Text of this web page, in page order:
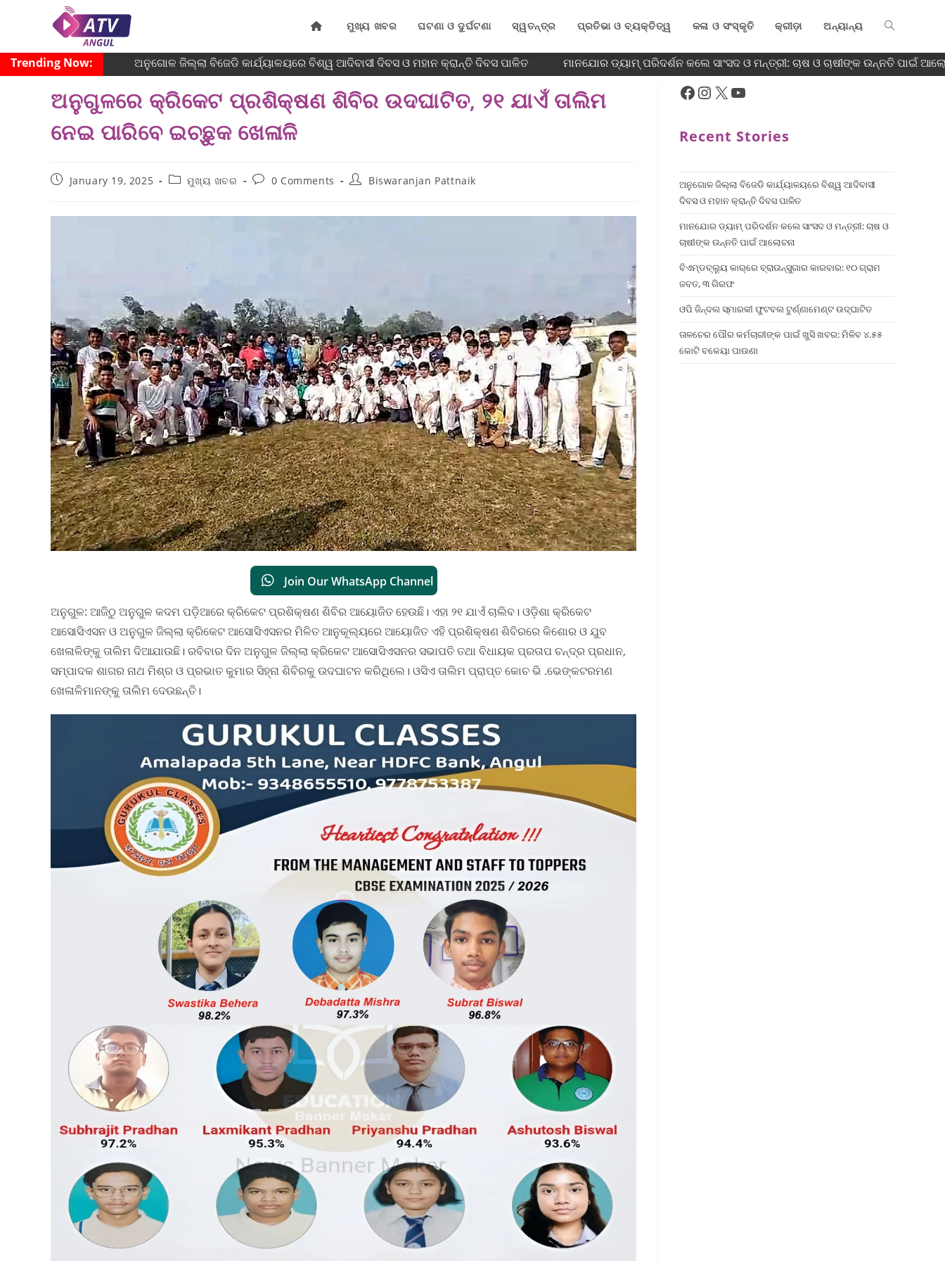
ମୁଖ୍ୟ ଖବର ଘଟଣା ଓ ଦୁର୍ଘଟଣା ସ୍ୱତନ୍ତ୍ର ପ୍ରତିଭା ଓ ବ୍ୟକ୍ତିତ୍ୱ କଳା ଓ ସଂସ୍କୃତି କ୍ରୀଡ଼ା ଅନ୍ୟାନ୍ୟ
Trending Now: ଅନୁଗୋଳ ଜିଲ୍ଲା ବିଜେଡି କାର୍ଯ୍ୟାଳୟରେ ବିଶ୍ୱ ଆଦିବାସୀ ଦିବସ ଓ ମହାନ କ୍ରାନ୍ତି ଦିବସ ପାଳିତ ମାନଯୋର ଡ୍ୟାମ୍ ପରିଦର୍ଶନ କଲେ ସାଂସଦ ଓ ମନ୍ତ୍ରୀ: ଚାଷ ଓ ଚାଷୀଙ୍କ ଉନ୍ନତି ପାଇଁ
ଅନୁଗୁଳରେ କ୍ରିକେଟ ପ୍ରଶିକ୍ଷଣ ଶିବିର ଉଦଘାଟିତ, ୨୧ ଯାଏଁ ତାଲିମ
ନେଇ ପାରିବେ ଇଚ୍ଛୁକ ଖେଳାଳି
January 19, 2025 ମୁଖ୍ୟ ଖବର 0 Comments Biswaranjan Pattnaik
Join Our WhatsApp Channel
ଅନୁଗୁଳ: ଆଜିଠୁ ଅନୁଗୁଳ କଦମ ପଡ଼ିଆରେ କ୍ରିକେଟ ପ୍ରଶିକ୍ଷଣ ଶିବିର ଆୟୋଜିତ ହେଉଛି। ଏହା ୨୧ ଯାଏଁ ଚାଲିବ। ଓଡ଼ିଶା କ୍ରିକେଟ
ଆସୋସିଏସନ ଓ ଅନୁଗୁଳ ଜିଲ୍ଲା କ୍ରିକେଟ ଆସୋସିଏସନର ମିଳିତ ଆନୁକୂଲ୍ୟରେ ଆୟୋଜିତ ଏହି ପ୍ରଶିକ୍ଷଣ ଶିବିରରେ କିଶୋର ଓ ଯୁବ
ଖେଳାଳିଙ୍କୁ ତାଲିମ ଦିଆଯାଉଛି। ରବିବାର ଦିନ ଅନୁଗୁଳ ଜିଲ୍ଲା କ୍ରିକେଟ ଆସୋସିଏସନର ସଭାପତି ତଥା ବିଧାୟକ ପ୍ରତାପ ଚନ୍ଦ୍ର ପ୍ରଧାନ,
ସମ୍ପାଦକ ଶାଗର ନାଥ ମିଶ୍ର ଓ ପ୍ରଭାତ କୁମାର ସିହ୍ନା ଶିବିରକୁ ଉଦଘାଟନ କରିଥିଲେ। ଓସିଏ ତାଲିମ ପ୍ରାପ୍ତ କୋଚ ଭି .ଭେଙ୍କଟରମଣ
ଖେଳାଳିମାନଙ୍କୁ ତାଲିମ ଦେଉଛନ୍ତି।
Recent Stories
ଅନୁଗୋଳ ଜିଲ୍ଲା ବିଜେଡି କାର୍ଯ୍ୟାଳୟରେ ବିଶ୍ୱ ଆଦିବାସୀ
ଦିବସ ଓ ମହାନ କ୍ରାନ୍ତି ଦିବସ ପାଳିତ
ମାନଯୋର ଡ୍ୟାମ୍ ପରିଦର୍ଶନ କଲେ ସାଂସଦ ଓ ମନ୍ତ୍ରୀ: ଚାଷ ଓ
ଚାଷୀଙ୍କ ଉନ୍ନତି ପାଇଁ ଆଲୋଚନା
ବିଏମ୍‌ଡବ୍ଲ୍ୟୁ କାର୍‌ରେ ବ୍ରାଉନ୍‌ସୁଗାର କାରବାର: ୧୦ ଗ୍ରାମ
ଜବତ, ୩ ଗିରଫ
ଓପି ଜିନ୍ଦଲ ସ୍ମାରକୀ ଫୁଟବଲ ଟୁର୍ଣ୍ଣାମେଣ୍ଟ ଉଦ୍ଘାଟିତ
ତାଳଚେର ପୌର କର୍ମଚାରୀଙ୍କ ପାଇଁ ଖୁସି ଖବର: ମିଳିବ ୪.୫୫
କୋଟି ବକେୟା ପାଉଣା